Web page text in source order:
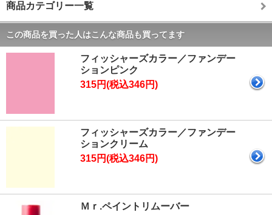
商品カテゴリー一覧
この商品を買った人はこんな商品も買ってます
フィッシャーズカラー／ファンデー
ションピンク
315円(税込346円)
フィッシャーズカラー／ファンデー
ションクリーム
315円(税込346円)
Ｍｒ.ペイントリムーバー